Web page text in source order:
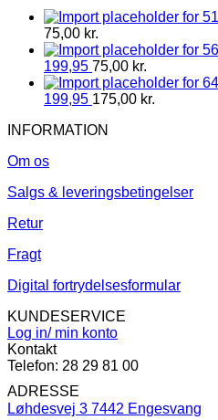
75,00 kr.
199,95 75,00 kr.
199,95 175,00 kr.
INFORMATION
Om os
Salgs & leveringsbetingelser
Retur
Fragt
Digital fortrydelsesformular
KUNDESERVICE
Log in/ min konto
Kontakt
Telefon: 28 29 81 00
ADRESSE
Løhdesvej 3 7442 Engesvang